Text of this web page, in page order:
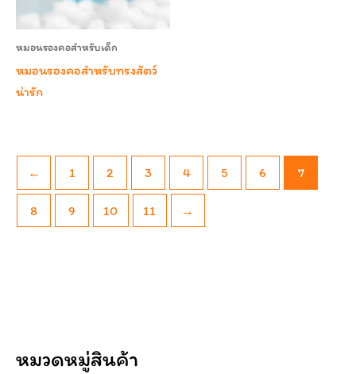
หมวดหมู่สินค้า
หมอนรองคอสำหรับเด็ก
หมอนรองคอสำหรับทรงสัตว์
น่ารัก
← 1 2 3 4 5 6 7
8 9 10 11 →